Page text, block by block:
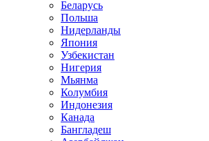
Беларусь
Польша
Нидерланды
Япония
Узбекистан
Нигерия
Мьянма
Колумбия
Индонезия
Канада
Бангладеш